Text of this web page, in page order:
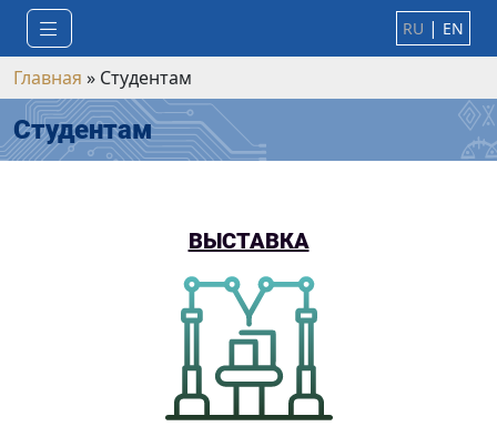
RU | EN
Главная » Студентам
Студентам
ВЫСТАВКА